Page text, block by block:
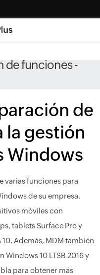
de funciones -
de
la gestión
Windows
varias funciones para
de su empresa.
móviles con
tablets Surface Pro y
Además, MDM también
10 LTSB 2016 y
para obtener más